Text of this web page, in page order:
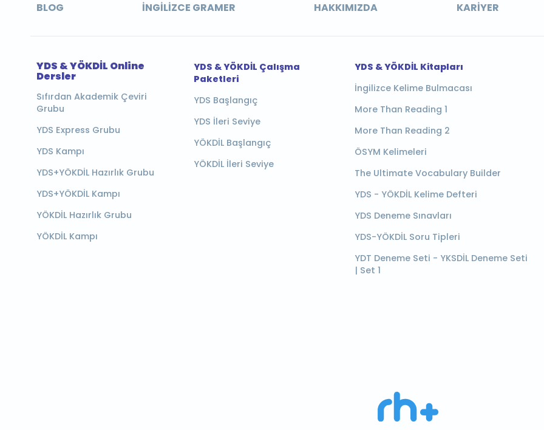
BLOG İNGILIZCE GRAMER HAKKIMIZDA KARIYER
YDS & YÖKDİL Online
Dersler
Sıfırdan Akademik Çeviri
Grubu
YDS Express Grubu
YDS Kampı
YDS+YÖKDİL Hazırlık Grubu
YDS+YÖKDİL Kampı
YÖKDİL Hazırlık Grubu
YÖKDİL Kampı
YDS & YÖKDİL Çalışma
Paketleri
YDS Başlangıç
YDS İleri Seviye
YÖKDİL Başlangıç
YÖKDİL İleri Seviye
YDS & YÖKDİL Kitapları
İngilizce Kelime Bulmacası
More Than Reading 1
More Than Reading 2
ÖSYM Kelimeleri
The Ultimate Vocabulary Builder
YDS - YÖKDİL Kelime Defteri
YDS Deneme Sınavları
YDS-YÖKDİL Soru Tipleri
YDT Deneme Seti - YKSDİL Deneme Seti
| Set 1